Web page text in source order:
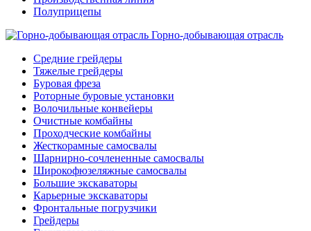
Полуприцепы
Горно-добывающая отрасль
Средние грейдеры
Тяжелые грейдеры
Буровая фреза
Роторные буровые установки
Волочильные конвейеры
Очистные комбайны
Проходческие комбайны
Жесткорамные самосвалы
Шарнирно-сочлененные самосвалы
Широкофюзеляжные самосвалы
Большие экскаваторы
Карьерные экскаваторы
Фронтальные погрузчики
Грейдеры